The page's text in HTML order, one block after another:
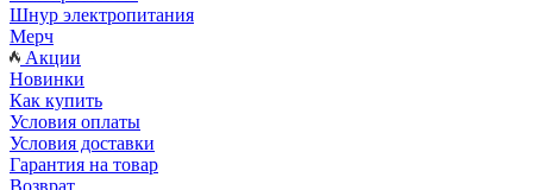
Шнур электропитания
Мерч
Акции
Новинки
Как купить
Условия оплаты
Условия доставки
Гарантия на товар
Возврат